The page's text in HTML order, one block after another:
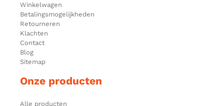
Winkelwagen
Betalingsmogelijkheden
Retourneren
Klachten
Contact
Blog
Sitemap
Onze producten
Alle producten